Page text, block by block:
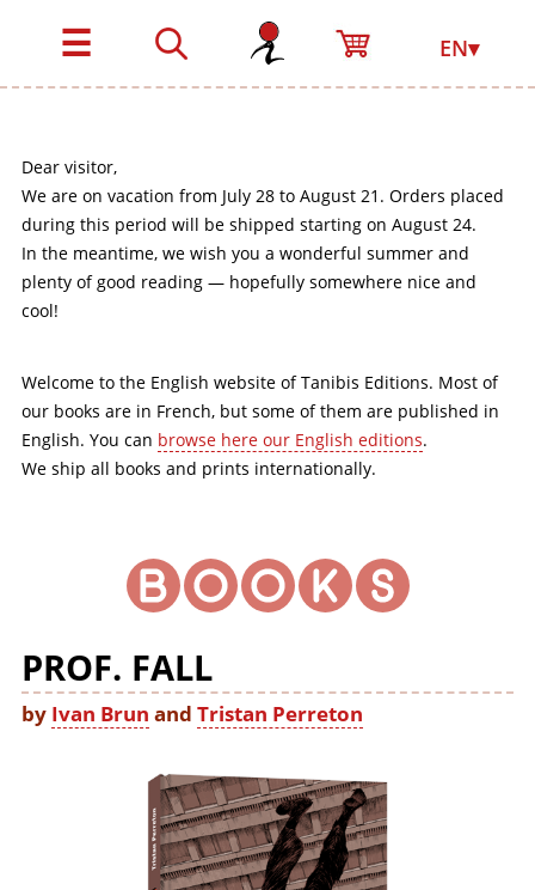
☰ EN▾
Dear visitor,
We are on vacation from July 28 to August 21. Orders placed
during this period will be shipped starting on August 24.
In the meantime, we wish you a wonderful summer and
plenty of good reading — hopefully somewhere nice and
cool!
Welcome to the English website of Tanibis Editions. Most of
our books are in French, but some of them are published in
English. You can browse here our English editions.
We ship all books and prints internationally.
PROF. FALL
by Ivan Brun andTristan Perreton